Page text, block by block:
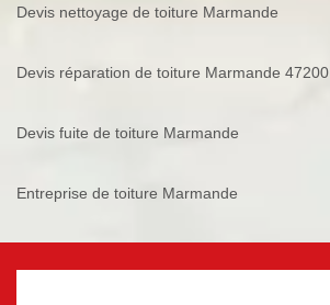
Devis nettoyage de toiture Marmande
Devis réparation de toiture Marmande 47200
Devis fuite de toiture Marmande
Entreprise de toiture Marmande